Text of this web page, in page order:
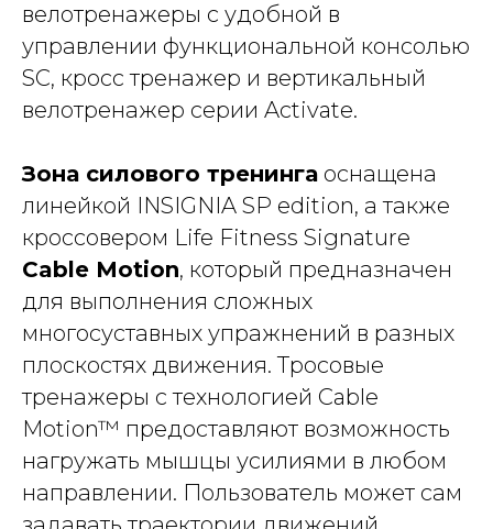
велотренажеры с удобной в
управлении функциональной консолью
SC, кросс тренажер и вертикальный
велотренажер серии Activate.
Зона силового тренинга оснащена
линейкой INSIGNIA SP edition, а также
кроссовером Life Fitness Signature
Cable Motion, который предназначен
для выполнения сложных
многосуставных упражнений в разных
плоскостях движения. Тросовые
тренажеры с технологией Cable
Motion™ предоставляют возможность
нагружать мышцы усилиями в любом
направлении. Пользователь может сам